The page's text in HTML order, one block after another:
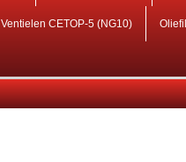
Ventielen CETOP-5 (NG10)